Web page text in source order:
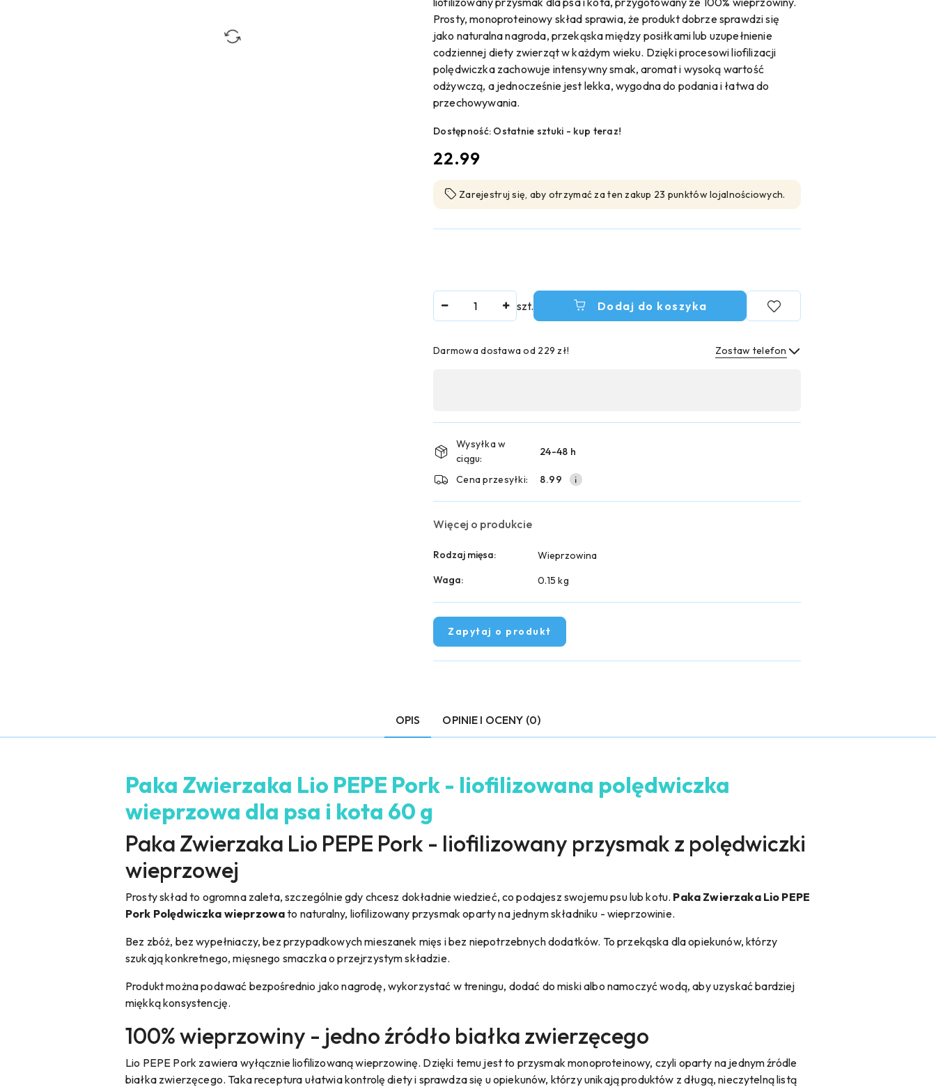
Prosty, monoproteinowy skład sprawia, że produkt dobrze sprawdzi się
jako naturalna nagroda, przekąska między posiłkami lub uzupełnienie
codziennej diety zwierząt w każdym wieku. Dzięki procesowi liofilizacji
polędwiczka zachowuje intensywny smak, aromat i wysoką wartość
odżywczą, a jednocześnie jest lekka, wygodna do podania i łatwa do
przechowywania.
Dostępność: Ostatnie sztuki - kup teraz!
cena:
22.99
Zarejestruj się, aby otrzymać za ten zakup 23 punktów lojalnościowych.
szt. Dodaj do koszyka
Darmowa dostawa od 229 zł! Zostaw telefon
płatność
i
dostawa
Wysyłka w
ciągu:
24-48 h
Cena przesyłki: 8.99
Więcej o produkcie
Rodzaj mięsa:
Wieprzowina
Waga:
0.15 kg
Zapytaj o produkt
OPIS OPINIE I OCENY (0)
Paka Zwierzaka Lio PEPE Pork - liofilizowana polędwiczka
wieprzowa dla psa i kota 60 g
Paka Zwierzaka Lio PEPE Pork - liofilizowany przysmak z polędwiczki
wieprzowej
Prosty skład to ogromna zaleta, szczególnie gdy chcesz dokładnie wiedzieć, co podajesz swojemu psu lub kotu. Paka Zwierzaka Lio PEPE
Pork Polędwiczka wieprzowato naturalny, liofilizowany przysmak oparty na jednym składniku - wieprzowinie.
Bez zbóż, bez wypełniaczy, bez przypadkowych mieszanek mięs i bez niepotrzebnych dodatków. To przekąska dla opiekunów, którzy
szukają konkretnego, mięsnego smaczka o przejrzystym składzie.
Produkt można podawać bezpośrednio jako nagrodę, wykorzystać w treningu, dodać do miski albo namoczyć wodą, aby uzyskać bardziej
miękką konsystencję.
100% wieprzowiny - jedno źródło białka zwierzęcego
Lio PEPE Pork zawiera wyłącznie liofilizowaną wieprzowinę. Dzięki temu jest to przysmak monoproteinowy, czyli oparty na jednym źródle
białka zwierzęcego. Taka receptura ułatwia kontrolę diety i sprawdza się u opiekunów, którzy unikają produktów z długą, nieczytelną listą